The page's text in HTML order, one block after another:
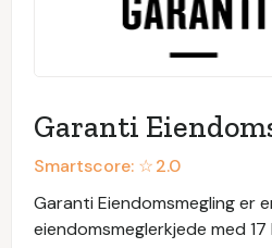
Garanti
Smartscore: ☆2.0
Garanti Eiendomsmegling er
eiendomsmeglerkjede med